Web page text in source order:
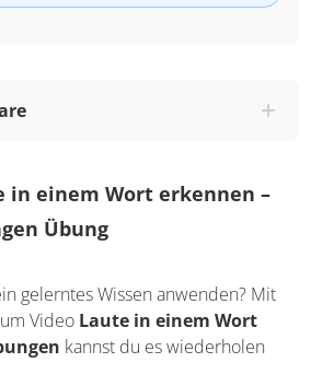
in einem Wort erkennen –
Übung
gelerntes Wissen anwenden? Mit
Video Laute in einem Wort
kannst du es wiederholen